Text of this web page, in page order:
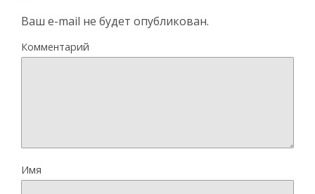
Ваш e-mail не будет опубликован.
Комментарий
Имя